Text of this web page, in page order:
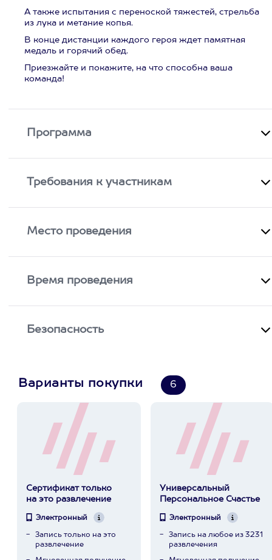
А также испытания с переноской тяжестей, стрельба
из лука и метание копья.
В конце дистанции каждого героя ждет памятная
медаль и горячий обед.
Приезжайте и покажите, на что способна ваша
команда!
Программа
Требования к участникам
Место проведения
Время проведения
Безопасность
Варианты покупки 6
Сертификат только
на это развлечение
Электронный
Запись только на это
развлечение
Универсальный
Персональное Счастье
Электронный
Запись на любое из 3231
развлечения